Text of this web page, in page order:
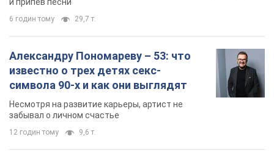
и припев песни
6 годин тому 29,7 т.
Александру Пономареву – 53: что
известно о трех детях секс-
символа 90-х и как они выглядят
Несмотря на развитие карьеры, артист не
забывал о личном счастье
12 годин тому 9,6 т.